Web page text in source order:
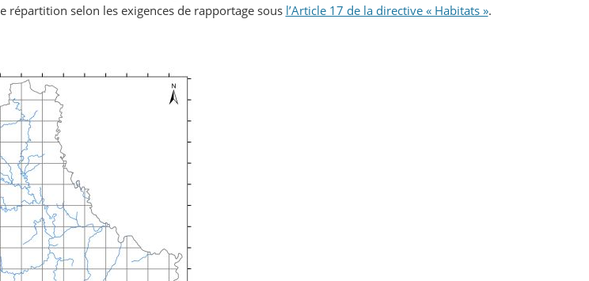
selon les exigences de rapportage sous l’Article 17 de la directive « Habitats ».